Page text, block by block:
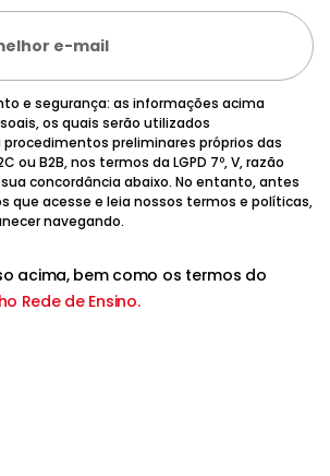
e segurança: as informações acima
os quais serão utilizados
preliminares próprios das
ou B2B, nos termos da LGPD 7º, V, razão
concordância abaixo. No entanto, antes
que acesse e leia nossos termos e políticas,
navegando.
acima, bem como os termos do
Rede de Ensino.